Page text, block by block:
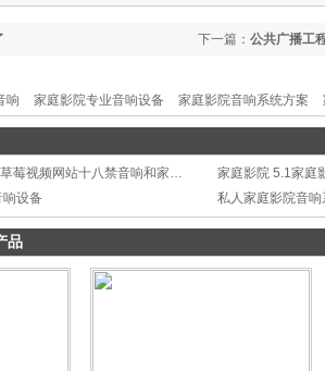
下一篇： 公共广播工
响 家庭影院专业音响设备 家庭影院音响系统方案
从这两点可区分专业草莓视频网站十八禁音响和家庭影院音响
家庭影院 5.1家庭
设备
品